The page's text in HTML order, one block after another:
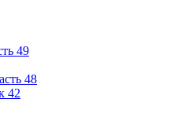
49
48
42